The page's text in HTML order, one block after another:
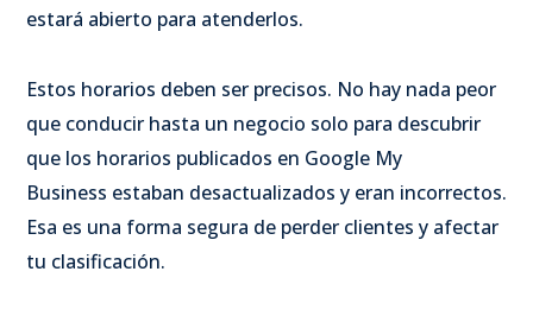
estará abierto para atenderlos.
Estos horarios deben ser precisos. No hay nada peor
que conducir hasta un negocio solo para descubrir
que los horarios publicados en Google My
Business estaban desactualizados y eran incorrectos.
Esa es una forma segura de perder clientes y afectar
tu clasificación.